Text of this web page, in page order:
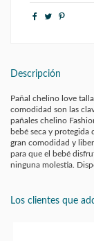
Descripción
Pañal chelino love
comodidad son las
pañales chelino
bebé seca y protegida
gran comodidad y
para que el bebé
ninguna molestia.
Los clientes que